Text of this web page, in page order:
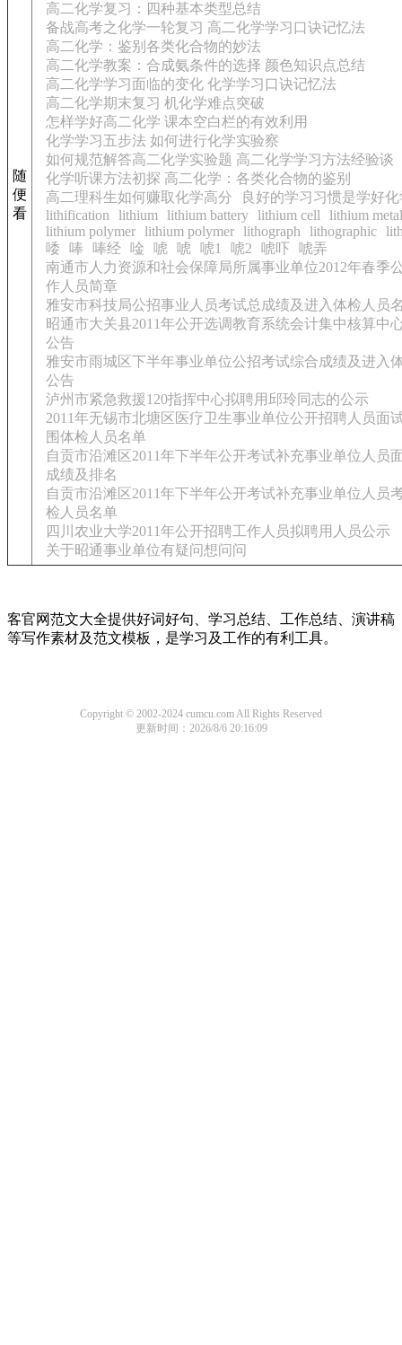
随
便
看
高二化学复习：四种基本类型总结
备战高考之化学一轮复习 高二化学学习口诀记忆法
高二化学：鉴别各类化合物的妙法
高二化学教案：合成氨条件的选择 颜色知识点总结
高二化学学习面临的变化 化学学习口诀记忆法
高二化学期末复习 机化学难点突破
怎样学好高二化学 课本空白栏的有效利用
化学学习五步法 如何进行化学实验察
如何规范解答高二化学实验题 高二化学学习方法经验谈
化学听课方法初探 高二化学：各类化合物的鉴别
高二理科生如何赚取化学高分
良好的学习习惯是学好
lithification
lithium lithium battery lithium cell
lithium metal
lithium polymer lithium polymer lithograph lithographic
唩
唪 唪经 唫 唬 唬 唬1 唬2 唬吓
唬弄
南通市人力资源和社会保障局所属事业单位2012年春季
作人员简章
雅安市科技局公招事业人员考试总成绩及进入体检人员
昭通市大关县2011年公开选调教育系统会计集中核算中
公告
雅安市雨城区下半年事业单位公招考试综合成绩及进入
公告
泸州市紧急救援120指挥中心拟聘用邱玲同志的公示
2011年无锡市北塘区医疗卫生事业单位公开招聘人员面
围体检人员名单
自贡市沿滩区2011年下半年公开考试补充事业单位人员
成绩及排名
自贡市沿滩区2011年下半年公开考试补充事业单位人员
检人员名单
四川农业大学2011年公开招聘工作人员拟聘用人员公示
关于昭通事业单位有疑问想问问
客官网范文大全提供好词好句、学习总结、工作总结、演讲稿
等写作素材及范文模板，是学习及工作的有利工具。
Copyright © 2002-2024 cumcu.com All Rights Reserved
更新时间：2026/8/6 20:16:09